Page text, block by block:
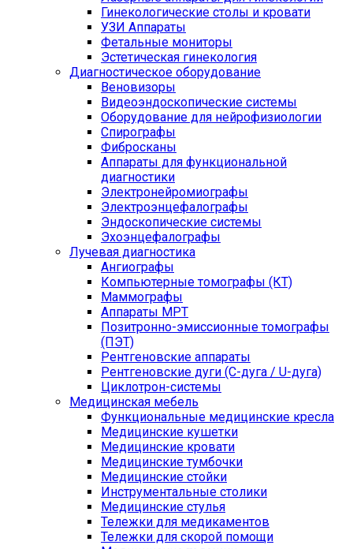
Гинекологические столы и кровати
УЗИ Аппараты
Фетальные мониторы
Эстетическая гинекология
Диагностическое оборудование
Веновизоры
Видеоэндоскопические системы
Оборудование для нейрофизиологии
Спирографы
Фибросканы
Аппараты для функциональной
диагностики
Электронейромиографы
Электроэнцефалографы
Эндоскопические системы
Эхоэнцефалографы
Лучевая диагностика
Ангиографы
Компьютерные томографы (КТ)
Маммографы
Аппараты МРТ
Позитронно-эмиссионные томографы
(ПЭТ)
Рентгеновские аппараты
Рентгеновские дуги (С-дуга / U-дуга)
Циклотрон-системы
Медицинская мебель
Функциональные медицинские кресла
Медицинские кушетки
Медицинские кровати
Медицинские тумбочки
Медицинские стойки
Инструментальные столики
Медицинские стулья
Тележки для медикаментов
Тележки для скорой помощи